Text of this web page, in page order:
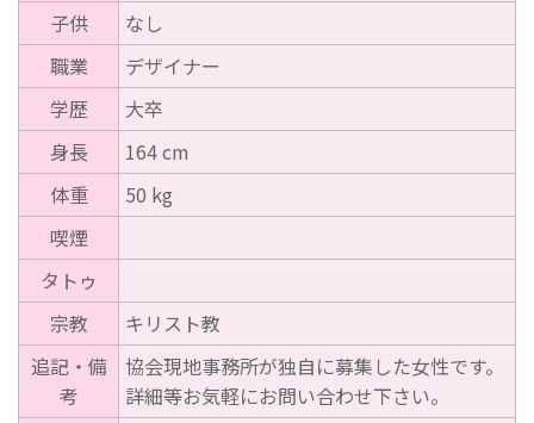
子供
なし
職業
デザイナー
学歴
大卒
身長
164 cm
体重
50 kg
喫煙
タトゥ
宗教
キリスト教
追記・備
考
協会現地事務所が独自に募集した女性です。
詳細等お気軽にお問い合わせ下さい。